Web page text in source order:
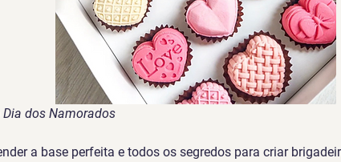
dos Namorados
a base perfeita e todos os segredos para criar